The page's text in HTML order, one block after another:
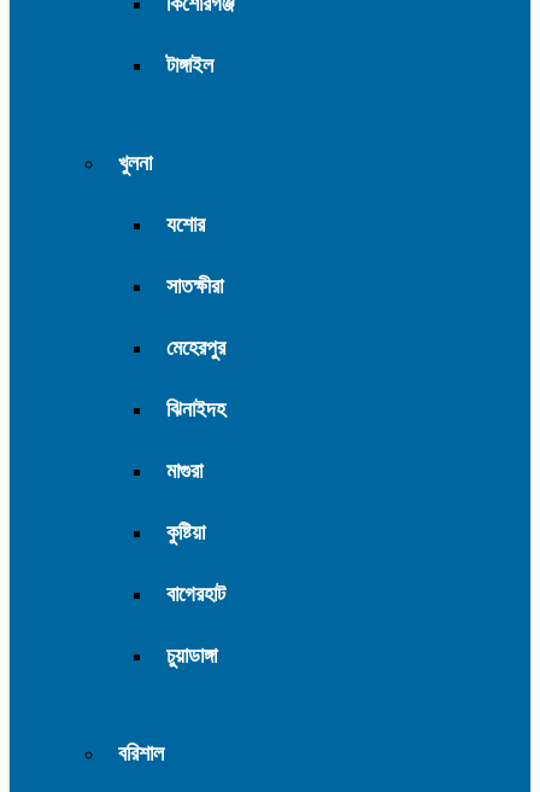
টাঙ্গাইল
খুলনা
যশোর
সাতক্ষীরা
মেহেরপুর
ঝিনাইদহ
মাগুরা
কুষ্টিয়া
বাগেরহাট
চুয়াডাঙ্গা
বরিশাল